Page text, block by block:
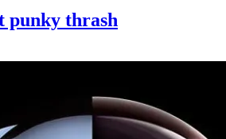
punky thrash